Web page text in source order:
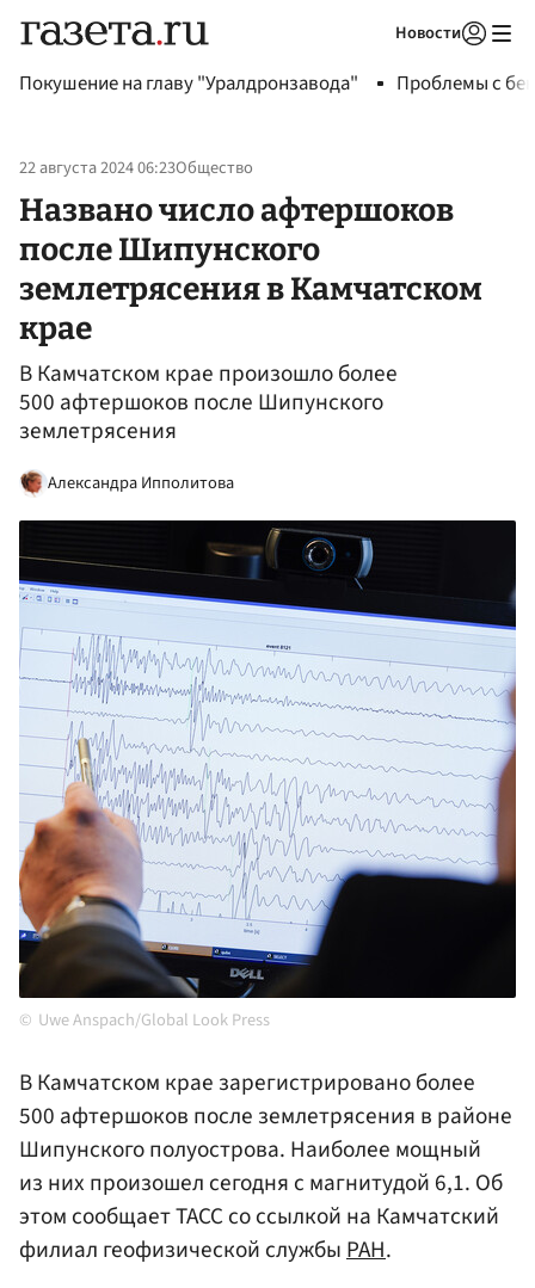
Новости
Покушение на главу "Уралдронзавода" Проблемы с
22 августа 2024 06:23Общество
Названо число афтершоков
после Шипунского
землетрясения в Камчатском
крае
В Камчатском крае произошло более
500 афтершоков после Шипунского
землетрясения
Александра Ипполитова
Uwe Anspach/Global Look Press
В Камчатском крае зарегистрировано более
500 афтершоков после землетрясения в районе
Шипунского полуострова. Наиболее мощный
из них произошел сегодня с магнитудой 6,1. Об
этом сообщает ТАСС со ссылкой на Камчатский
филиал геофизической службыРАН.